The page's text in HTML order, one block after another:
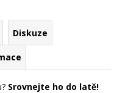
Diskuze
Srovnejte ho do latě!